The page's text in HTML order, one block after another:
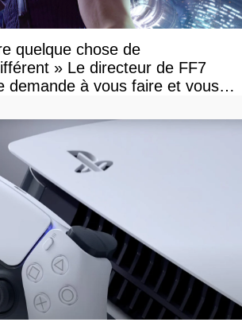
quelque chose de
» Le directeur de FF7
demande à vous faire et vous